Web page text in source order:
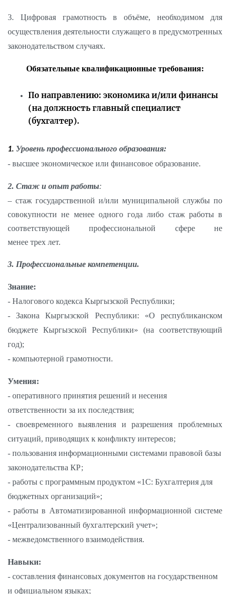
3. Цифровая грамотность в объёме, необходимом для
осуществления деятельности служащего в предусмотренных
законодательством случаях.
Обязательные квалификационные требования:
По направлению: экономика и/или финансы
(на должность главный специалист
(бухгалтер).
1. Уровень профессионального образования:
- высшее экономическое или финансовое образование.
2. Стаж и опыт работы:
– стаж государственной и/или муниципальной службы по
совокупности не менее одного года либо стаж работы в
соответствующей профессиональной сфере не
менее трех лет.
3. Профессиональные компетенции.
Знание:
- Налогового кодекса Кыргызской Республики;
- Закона Кыргызской Республики: «О республиканском
бюджете Кыргызской Республики» (на соответствующий
год);
- компьютерной грамотности.
Умения:
- оперативного принятия решений и несения
ответственности за их последствия;
- своевременного выявления и разрешения проблемных
ситуаций, приводящих к конфликту интересов;
- пользования информационными системами правовой базы
законодательства КР;
- работы с программным продуктом «1С: Бухгалтерия для
бюджетных организаций»;
- работы в Автоматизированной информационной системе
«Централизованный бухгалтерский учет»;
- межведомственного взаимодействия.
Навыки:
- составления финансовых документов на государственном
и официальном языках;